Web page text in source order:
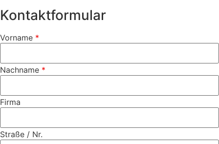
Kontaktformular
Vorname *
Nachname *
Firma
Straße / Nr.